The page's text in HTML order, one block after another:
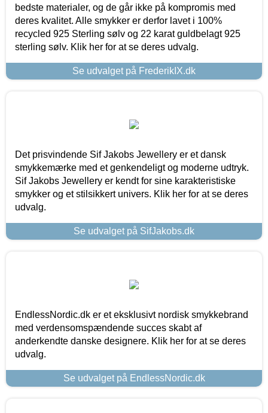
bedste materialer, og de går ikke på kompromis med
deres kvalitet. Alle smykker er derfor lavet i 100%
recycled 925 Sterling sølv og 22 karat guldbelagt 925
sterling sølv. Klik her for at se deres udvalg.
Se udvalget på FrederikIX.dk
Det prisvindende Sif Jakobs Jewellery er et dansk
smykkemærke med et genkendeligt og moderne udtryk.
Sif Jakobs Jewellery er kendt for sine karakteristiske
smykker og et stilsikkert univers. Klik her for at se deres
udvalg.
Se udvalget på SifJakobs.dk
EndlessNordic.dk er et eksklusivt nordisk smykkebrand
med verdensomspændende succes skabt af
anderkendte danske designere. Klik her for at se deres
udvalg.
Se udvalget på EndlessNordic.dk